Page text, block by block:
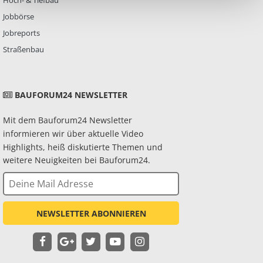
Jobbörse
Jobreports
Straßenbau
BAUFORUM24 NEWSLETTER
Mit dem Bauforum24 Newsletter
informieren wir über aktuelle Video
Highlights, heiß diskutierte Themen und
weitere Neuigkeiten bei Bauforum24.
NEWSLETTER ABONNIEREN